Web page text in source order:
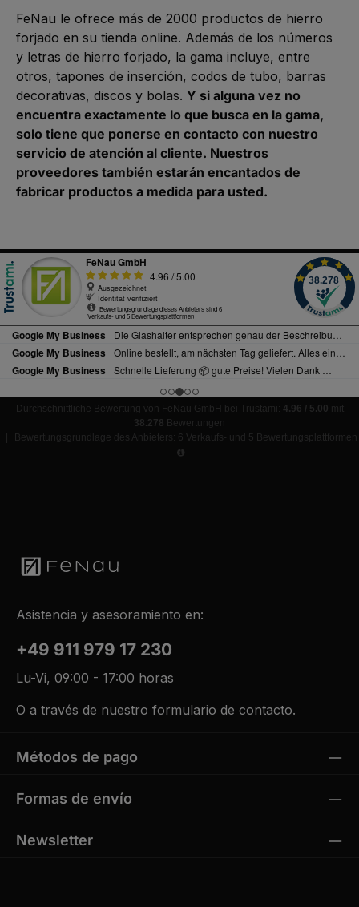
FeNau le ofrece más de 2000 productos de hierro
forjado en su tienda online. Además de los números
y letras de hierro forjado, la gama incluye, entre
otros, tapones de inserción, codos de tubo, barras
decorativas, discos y bolas. Y si alguna vez no
encuentra exactamente lo que busca en la gama,
solo tiene que ponerse en contacto con nuestro
servicio de atención al cliente. Nuestros
proveedores también estarán encantados de
fabricar productos a medida para usted.
Durchschnittliche Bewertung von FeNau GmbH bei Trustami: 4.96 / 5.00 mit
38.278 Bewertungen
|
Bewertungsgrundlage des Anbieters: 6 Verkaufs- und 5 Bewertungsplattformen
Asistencia y asesoramiento en:
+49 911 979 17 230
Lu-Vi, 09:00 - 17:00 horas
O a través de nuestro formulario de contacto.
Métodos de pago
Formas de envío
Newsletter